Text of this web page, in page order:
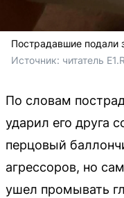
Пострадавшие подали
Источник: читатель
По словам
ударил его друга
перцовый
агрессоров, но
ушел промывать